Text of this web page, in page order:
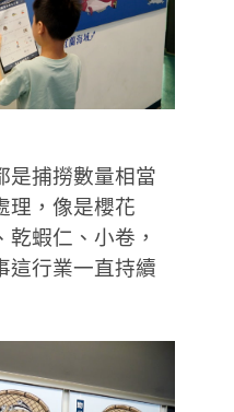
是捕撈數量相當
理，像是櫻花
蝦仁、小卷，
這行業一直持續